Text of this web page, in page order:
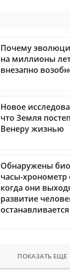
Почему
на миллионы
внезапно
Новое
что Земля
Венеру жизнью
Обнаружены
часы-
когда они
развитие
останавливается
ПОКАЗАТЬ ЕЩЕ